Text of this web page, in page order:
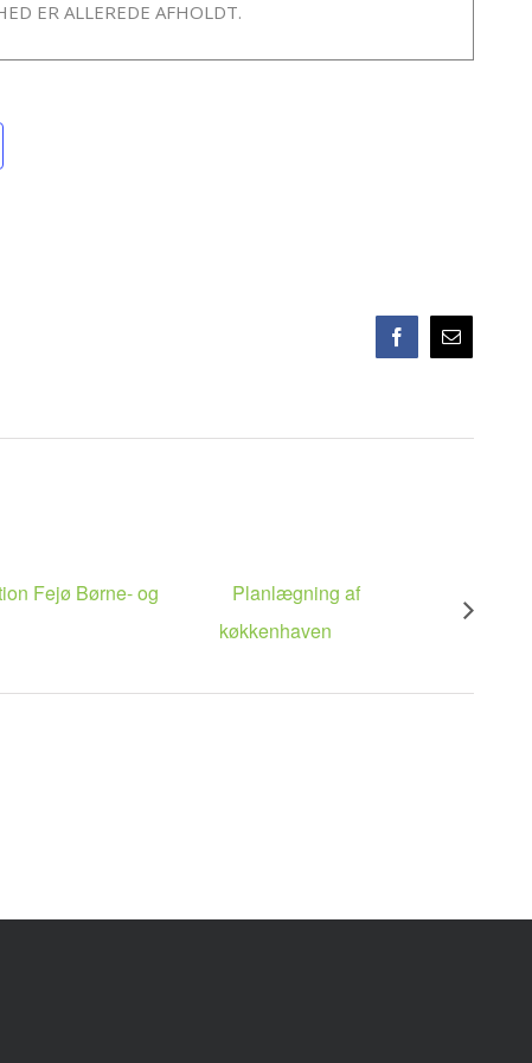
ER ALLEREDE AFHOLDT.
Facebook
E-
mail
Fejø Børne- og
Planlægning af
køkkenhaven